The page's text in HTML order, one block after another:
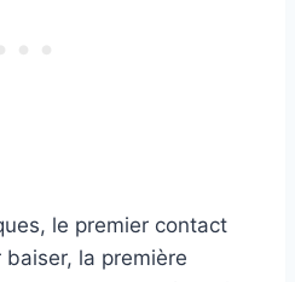
le premier contact
la première